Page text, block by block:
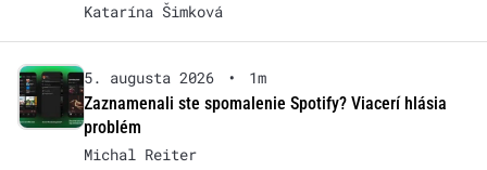
Katarína Šimková
5. augusta 2026 •
1m
Zaznamenali ste spomalenie Spotify? Viacerí hlásia
problém
Michal Reiter